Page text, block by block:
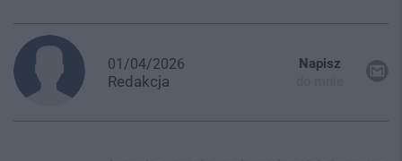
01/04/2026
Redakcja
Napisz